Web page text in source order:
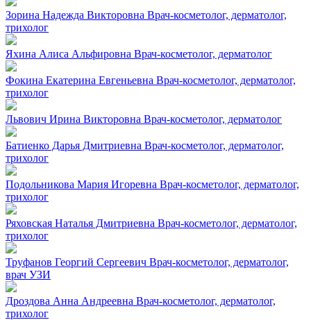
Зорина Надежда Викторовна Врач-косметолог, дерматолог,
трихолог
Яхина Алиса Альфировна Врач-косметолог, дерматолог
Фокина Екатерина Евгеньевна Врач-косметолог, дерматолог,
трихолог
Львович Ирина Викторовна Врач-косметолог, дерматолог
Батиенко Дарья Дмитриевна Врач-косметолог, дерматолог,
трихолог
Подольникова Мария Игоревна Врач-косметолог, дерматолог,
трихолог
Ряховская Наталья Дмитриевна Врач-косметолог, дерматолог,
трихолог
Труфанов Георгий Сергеевич Врач-косметолог, дерматолог,
врач УЗИ
Дроздова Анна Андреевна Врач-косметолог, дерматолог,
трихолог